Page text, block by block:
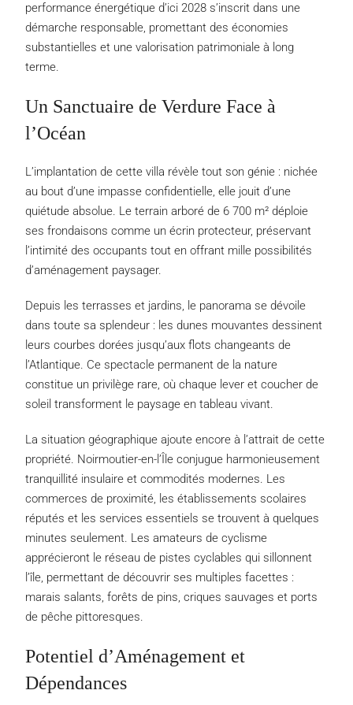
performance énergétique d’ici 2028 s’inscrit dans une
démarche responsable, promettant des économies
substantielles et une valorisation patrimoniale à long
terme.
Un Sanctuaire de Verdure Face à
l’Océan
L’implantation de cette villa révèle tout son génie : nichée
au bout d’une impasse confidentielle, elle jouit d’une
quiétude absolue. Le terrain arboré de 6 700 m² déploie
ses frondaisons comme un écrin protecteur, préservant
l’intimité des occupants tout en offrant mille possibilités
d’aménagement paysager.
Depuis les terrasses et jardins, le panorama se dévoile
dans toute sa splendeur : les dunes mouvantes dessinent
leurs courbes dorées jusqu’aux flots changeants de
l’Atlantique. Ce spectacle permanent de la nature
constitue un privilège rare, où chaque lever et coucher de
soleil transforment le paysage en tableau vivant.
La situation géographique ajoute encore à l’attrait de cette
propriété. Noirmoutier-en-l’Île conjugue harmonieusement
tranquillité insulaire et commodités modernes. Les
commerces de proximité, les établissements scolaires
réputés et les services essentiels se trouvent à quelques
minutes seulement. Les amateurs de cyclisme
apprécieront le réseau de pistes cyclables qui sillonnent
l’île, permettant de découvrir ses multiples facettes :
marais salants, forêts de pins, criques sauvages et ports
de pêche pittoresques.
Potentiel d’Aménagement et
Dépendances